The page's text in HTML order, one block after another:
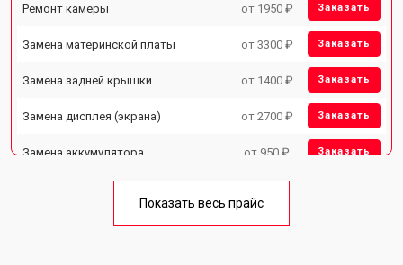
Ремонт камеры от 1950 ₽ Заказать
Замена материнской платы от 3300 ₽ Заказать
Замена задней крышки от 1400 ₽ Заказать
Замена дисплея (экрана) от 2700 ₽ Заказать
Замена аккумулятора от 950 ₽ Заказать
Ремонт цепи питания от 3200 ₽
Показать весь прайс